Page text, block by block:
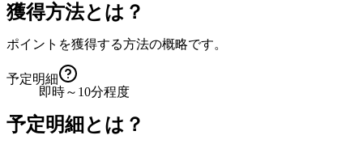
獲得方法とは？
ポイントを獲得する方法の概略です。
予定明細
即時～10分程度
予定明細とは？